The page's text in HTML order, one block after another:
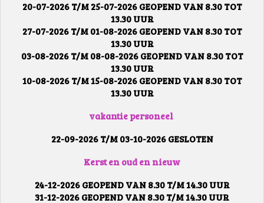
20-07-2026 T/M 25-07-2026 GEOPEND VAN 8.30 TOT
13.30 UUR
27-07-2026 T/M 01-08-2026 GEOPEND VAN 8.30 TOT
13.30 UUR
03-08-2026 T/M 08-08-2026 GEOPEND VAN 8.30 TOT
13.30 UUR
10-08-2026 T/M 15-08-2026 GEOPEND VAN 8.30 TOT
13.30 UUR
vakantie personeel
22-09-2026 T/M 03-10-2026 GESLOTEN
Kerst en oud en nieuw
24-12-2026 GEOPEND VAN 8.30 T/M 14.30 UUR
31-12-2026 GEOPEND VAN 8.30 T/M 14.30 UUR